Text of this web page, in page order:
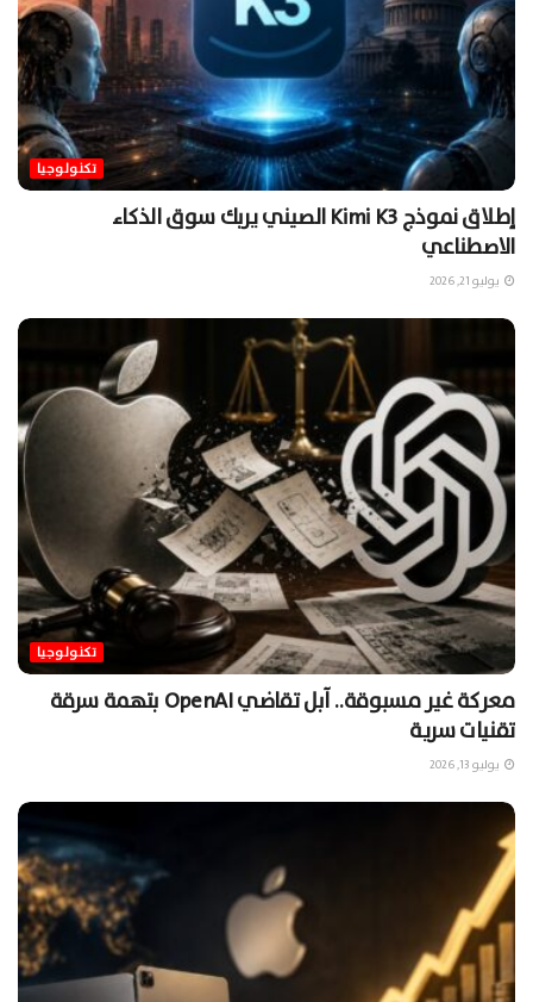
تكنولوجيا
إطلاق نموذج Kimi K3 الصيني يربك سوق الذكاء
الاصطناعي
يوليو 21, 2026
تكنولوجيا
معركة غير مسبوقة.. آبل تقاضي OpenAI بتهمة سرقة
تقنيات سرية
يوليو 13, 2026